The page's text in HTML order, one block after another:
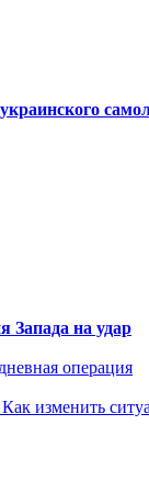
Запада на удар
операция
изменить